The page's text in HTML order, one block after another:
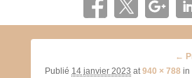
←
Publié 14 janvier 2023 at940 × 788 in